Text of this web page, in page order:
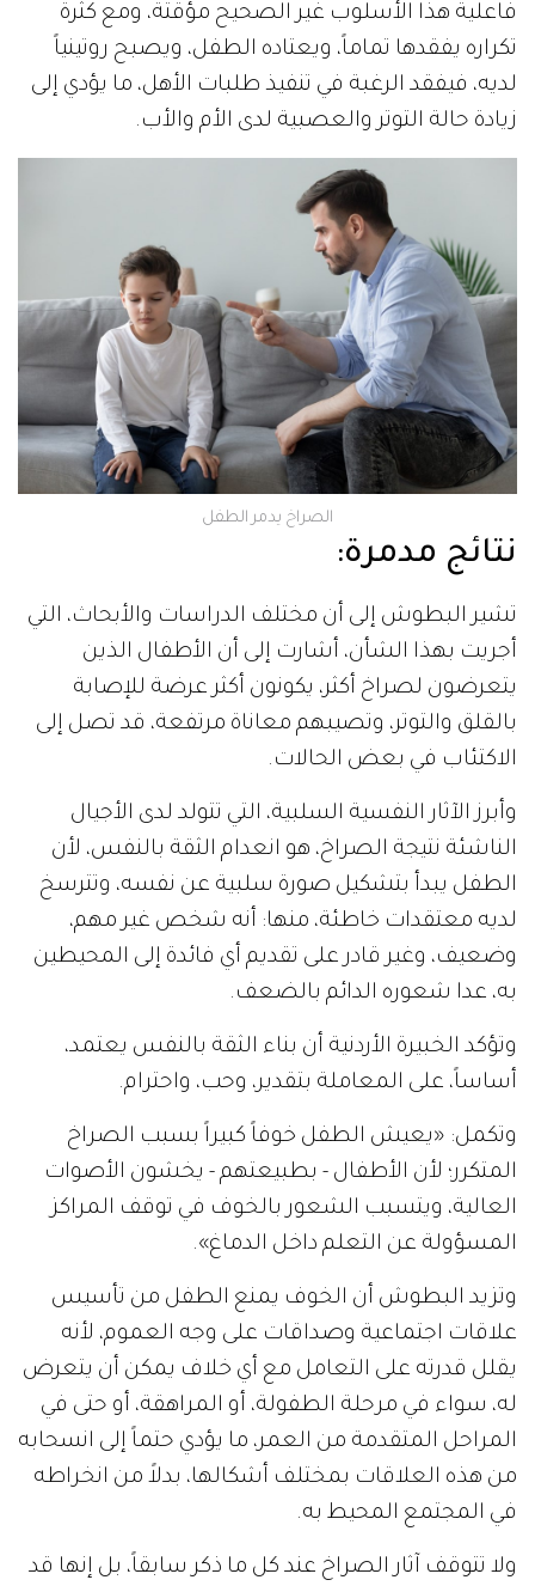
فاعلية هذا الأسلوب غير الصحيح مؤقتة، ومع كثرة
تكراره يفقدها تماماً، ويعتاده الطفل، ويصبح روتينياً
لديه، فيفقد الرغبة في تنفيذ طلبات الأهل، ما يؤدي إلى
زيادة حالة التوتر والعصبية لدى الأم والأب.
الصراخ يدمر الطفل
نتائج مدمرة:
تشير البطوش إلى أن مختلف الدراسات والأبحاث، التي
أجريت بهذا الشأن، أشارت إلى أن الأطفال الذين
يتعرضون لصراخ أكثر، يكونون أكثر عرضة للإصابة
بالقلق والتوتر، وتصيبهم معاناة مرتفعة، قد تصل إلى
الاكتئاب في بعض الحالات.
وأبرز الآثار النفسية السلبية، التي تتولد لدى الأجيال
الناشئة نتيجة الصراخ، هو انعدام الثقة بالنفس، لأن
الطفل يبدأ بتشكيل صورة سلبية عن نفسه، وتترسخ
لديه معتقدات خاطئة، منها: أنه شخص غير مهم،
وضعيف، وغير قادر على تقديم أي فائدة إلى المحيطين
به، عدا شعوره الدائم بالضعف.
وتؤكد الخبيرة الأردنية أن بناء الثقة بالنفس يعتمد،
أساساً، على المعاملة بتقدير، وحب، واحترام.
وتكمل: «يعيش الطفل خوفاً كبيراً بسبب الصراخ
المتكرر؛ لأن الأطفال - بطبيعتهم - يخشون الأصوات
العالية، ويتسبب الشعور بالخوف في توقف المراكز
المسؤولة عن التعلم داخل الدماغ».
وتزيد البطوش أن الخوف يمنع الطفل من تأسيس
علاقات اجتماعية وصداقات على وجه العموم، لأنه
يقلل قدرته على التعامل مع أي خلاف يمكن أن يتعرض
له، سواء في مرحلة الطفولة، أو المراهقة، أو حتى في
المراحل المتقدمة من العمر، ما يؤدي حتماً إلى انسحابه
من هذه العلاقات بمختلف أشكالها، بدلاً من انخراطه
في المجتمع المحيط به.
ولا تتوقف آثار الصراخ عند كل ما ذكر سابقاً، بل إنها قد